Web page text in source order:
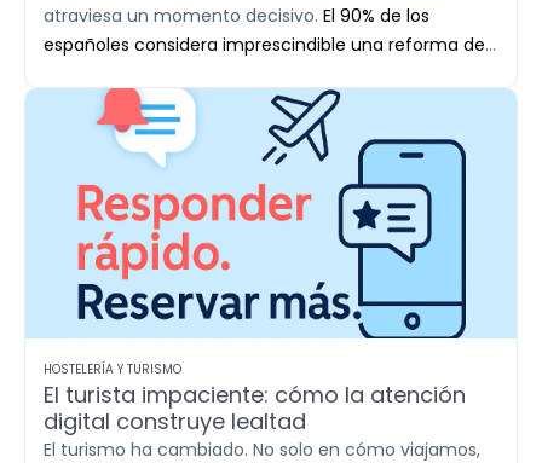
atraviesa un momento decisivo. El 90% de los
españoles considera imprescindible una reforma del
alternativas privadas y ha elevado las expectativas,
especialmente en los canales digitales.
HOSTELERÍA Y TURISMO
El turista impaciente: cómo la atención
digital construye lealtad
El turismo ha cambiado. No solo en cómo viajamos,